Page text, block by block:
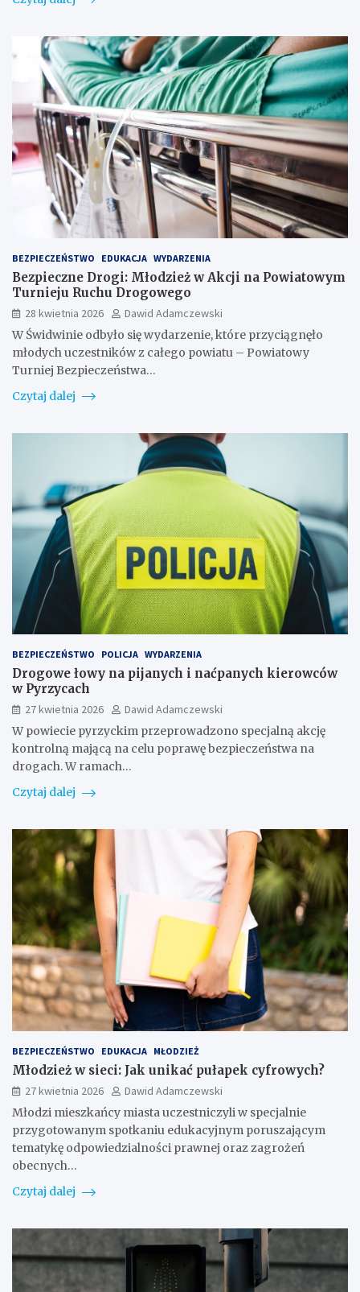
BEZPIECZEŃSTWO EDUKACJA WYDARZENIA
Bezpieczne Drogi: Młodzież w Akcji na Powiatowym
Turnieju Ruchu Drogowego
28 kwietnia 2026
Dawid Adamczewski
W Świdwinie odbyło się wydarzenie, które przyciągnęło
młodych uczestników z całego powiatu – Powiatowy
Turniej Bezpieczeństwa…
Czytaj dalej
BEZPIECZEŃSTWO POLICJA WYDARZENIA
Drogowe łowy na pijanych i naćpanych kierowców
w Pyrzycach
27 kwietnia 2026
Dawid Adamczewski
W powiecie pyrzyckim przeprowadzono specjalną akcję
kontrolną mającą na celu poprawę bezpieczeństwa na
drogach. W ramach…
Czytaj dalej
BEZPIECZEŃSTWO EDUKACJA MŁODZIEŻ
Młodzież w sieci: Jak unikać pułapek cyfrowych?
27 kwietnia 2026
Dawid Adamczewski
Młodzi mieszkańcy miasta uczestniczyli w specjalnie
przygotowanym spotkaniu edukacyjnym poruszającym
tematykę odpowiedzialności prawnej oraz zagrożeń
obecnych…
Czytaj dalej